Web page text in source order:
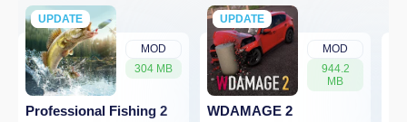
MOD
304 MB
UPDATE
NEW
Professional Fishing 2
MOD
944.2
MB
UPDATE
NEW
WDAMAGE 2